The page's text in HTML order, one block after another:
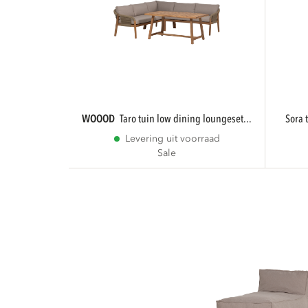
WOOOD taro tuin low dining loungeset...
Levering uit voorraad
Sale